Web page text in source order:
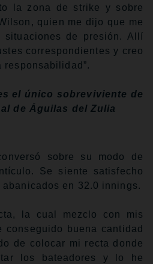
la zona de strike y sobre
quien me dijo que me
de presión. Allí
correspondientes y creo
responsabilidad”.
el único sobreviviente de
de Águilas del Zulia
sobre su modo de
Se siente satisfecho
en 32.0 innings.
la cual mezclo con mis
conseguido buena cantidad
de colocar mi recta donde
los bateadores y lo he